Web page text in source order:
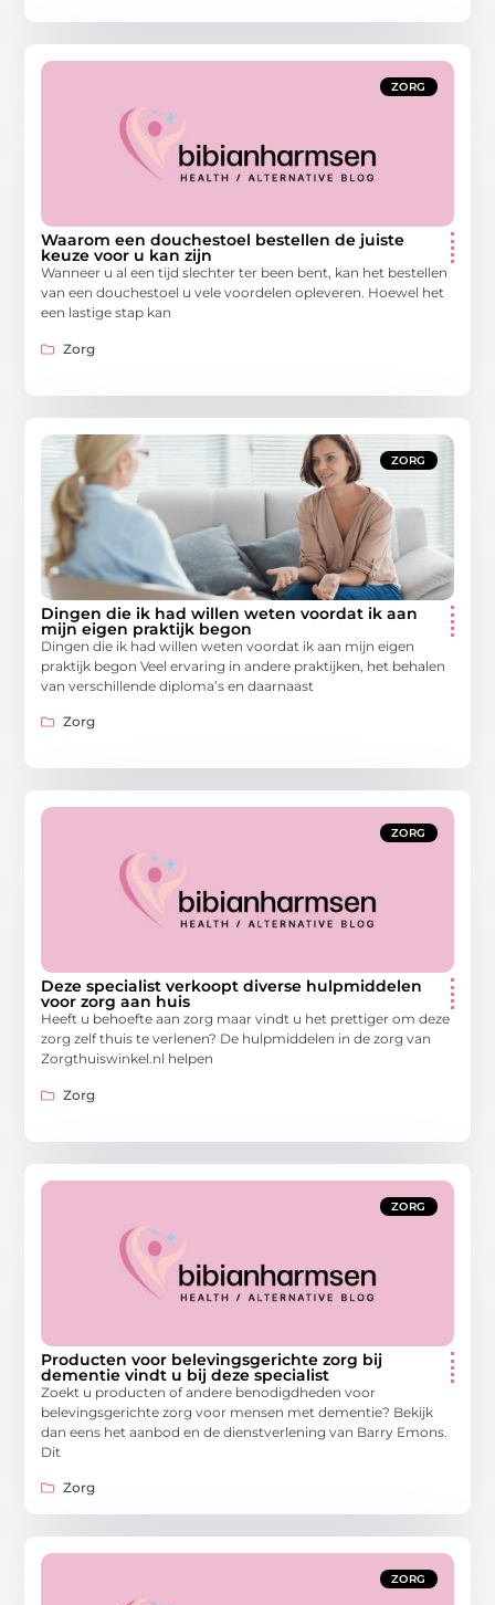
ZORG
Waarom een douchestoel bestellen de juiste
keuze voor u kan zijn
Wanneer u al een tijd slechter ter been bent, kan het bestellen
van een douchestoel u vele voordelen opleveren. Hoewel het
een lastige stap kan
Zorg
ZORG
Dingen die ik had willen weten voordat ik aan
mijn eigen praktijk begon
Dingen die ik had willen weten voordat ik aan mijn eigen
praktijk begon Veel ervaring in andere praktijken, het behalen
van verschillende diploma’s en daarnaast
Zorg
ZORG
Deze specialist verkoopt diverse hulpmiddelen
voor zorg aan huis
Heeft u behoefte aan zorg maar vindt u het prettiger om deze
zorg zelf thuis te verlenen? De hulpmiddelen in de zorg van
Zorgthuiswinkel.nl helpen
Zorg
ZORG
Producten voor belevingsgerichte zorg bij
dementie vindt u bij deze specialist
Zoekt u producten of andere benodigdheden voor
belevingsgerichte zorg voor mensen met dementie? Bekijk
dan eens het aanbod en de dienstverlening van Barry Emons.
Dit
Zorg
ZORG